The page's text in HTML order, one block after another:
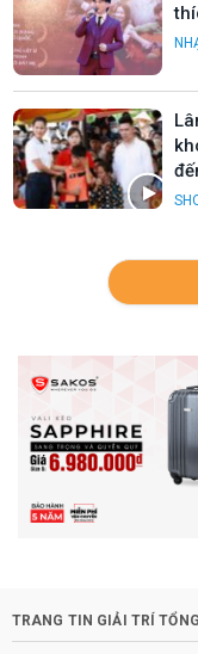
TRANG TIN GIẢI TRÍ